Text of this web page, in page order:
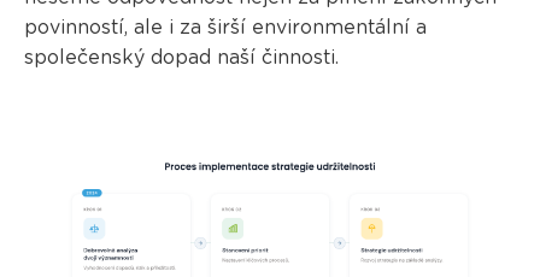
povinností, ale i za širší environmentální a
společenský dopad naší činnosti.